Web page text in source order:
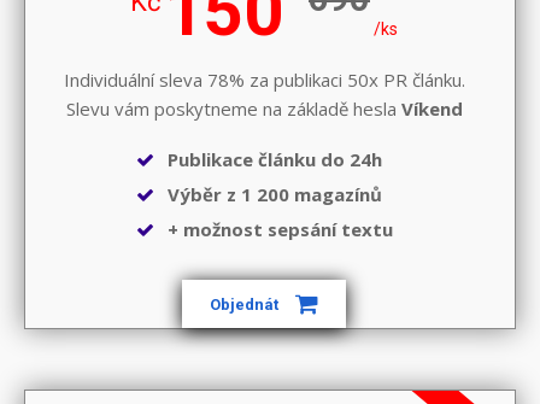
/ks
Individuální sleva 78% za publikaci 50x PR článku.
Slevu vám poskytneme na základě hesla Víkend
Publikace článku do 24h
Výběr z 1 200 magazínů
+ možnost sepsání textu
Objednát